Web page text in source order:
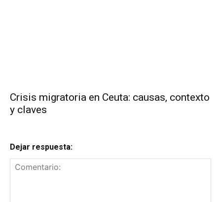
Crisis migratoria en Ceuta: causas, contexto
y claves
Dejar respuesta: